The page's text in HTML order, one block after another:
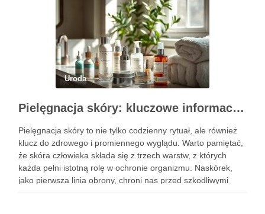
Uroda
Pielęgnacja skóry: kluczowe informacje i skuteczne metody
Pielęgnacja skóry to nie tylko codzienny rytuał, ale również
klucz do zdrowego i promiennego wyglądu. Warto pamiętać,
że skóra człowieka składa się z trzech warstw, z których
każda pełni istotną rolę w ochronie organizmu. Naskórek,
jako pierwsza linia obrony, chroni nas przed szkodliwymi
czynnikami zewnętrznymi, a nawilżająca skóra właściwa,